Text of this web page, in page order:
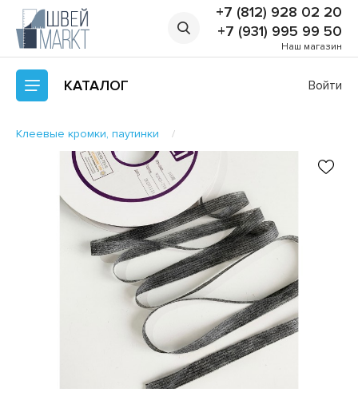
+7 (812) 928 02 20
+7 (931) 995 99 50
Наш магазин
КАТАЛОГ Войти
Клеевые кромки, паутинки